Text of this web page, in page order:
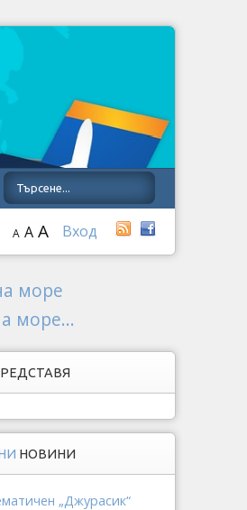
Вход
A A A
море
море...
НОВИНИ
„Джурасик“